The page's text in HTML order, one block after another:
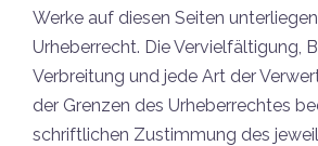
Werke auf diesen Seiten
Urheberrecht. Die Vervielfältigung,
Verbreitung und jede Art der
der Grenzen des Urheberrechtes
schriftlichen Zustimmung des